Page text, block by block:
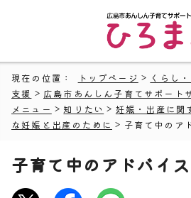
現在の位置： トップページ > くらし
支援 > 広島市あんしん子育てサポート
メニュー >知りたい > 妊娠・出産に関
な妊娠と出産のために > 子育て中のア
子育て中のアドバイス